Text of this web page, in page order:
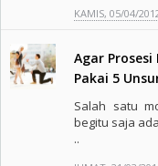
KAMIS, 05/04/
Agar
Pakai 5
Salah satu
begitu saja
..